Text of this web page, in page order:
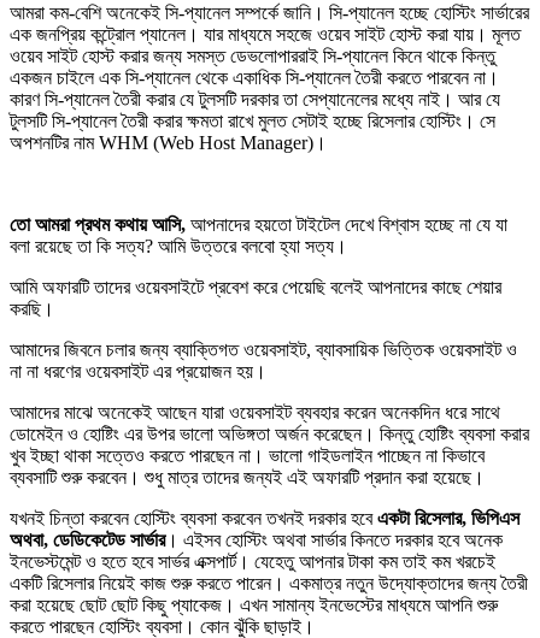
আমরা কম-বেশি অনেকেই সি-প্যানেল সম্পর্কে জানি। সি-প্যানেল হচ্ছে হোস্টিং সার্ভারের
এক জনপ্রিয় কন্ট্রোল প্যানেল। যার মাধ্যমে সহজে ওয়েব সাইট হোস্ট করা যায়। মূলত
ওয়েব সাইট হোস্ট করার জন্য সমস্ত ডেভলোপাররাই সি-প্যানেল কিনে থাকে কিন্তু
একজন চাইলে এক সি-প্যানেল থেকে একাধিক সি-প্যানেল তৈরী করতে পারবেন না।
কারণ সি-প্যানেল তৈরী করার যে টুলসটি দরকার তা সেপ্যানেলের মধ্যে নাই। আর যে
টুলসটি সি-প্যানেল তৈরী করার ক্ষমতা রাখে মুলত সেটাই হচ্ছে রিসেলার হোস্টিং। সে
অপশনটির নাম WHM (Web Host Manager)।
তো আমরা প্রথম কথায় আসি, আপনাদের হয়তো টাইটেল দেখে বিশ্বাস হচ্ছে না যে যা
বলা রয়েছে তা কি সত্য? আমি উত্তরে বলবো হ্যা সত্য।
আমি অফারটি তাদের ওয়েবসাইটে প্রবেশ করে পেয়েছি বলেই আপনাদের কাছে শেয়ার
করছি।
আমাদের জিবনে চলার জন্য ব্যাক্তিগত ওয়েবসাইট, ব্যাবসায়িক ভিত্তিক ওয়েবসাইট ও
না না ধরণের ওয়েবসাইট এর প্রয়োজন হয়।
আমাদের মাঝে অনেকেই আছেন যারা ওয়েবসাইট ব্যবহার করেন অনেকদিন ধরে সাথে
ডোমেইন ও হোষ্টিং এর উপর ভালো অভিঙ্গতা অর্জন করেছেন। কিন্তু হোষ্টিং ব্যবসা করার
খুব ইচ্ছা থাকা সত্তেও করতে পারছেন না। ভালো গাইডলাইন পাচ্ছেন না কিভাবে
ব্যবসাটি শুরু করবেন। শুধু মাত্র তাদের জন্যই এই অফারটি প্রদান করা হয়েছে।
যখনই চিন্তা করবেন হোস্টিং ব্যবসা করবেন তখনই দরকার হবেএকটা রিসেলার, ভিপিএস
অথবা, ডেডিকেটেড সার্ভার। এইসব হোস্টিং অথবা সার্ভার কিনতে দরকার হবে অনেক
ইনভেস্টমেন্ট ও হতে হবে সার্ভর এক্সপার্ট। যেহেতু আপনার টাকা কম তাই কম খরচেই
একটি রিসেলার নিয়েই কাজ শুরু করতে পারেন। একমাত্র নতুন উদ্যোক্তাদের জন্য তৈরী
করা হয়েছে ছোট ছোট কিছু প্যাকেজ। এখন সামান্য ইনভেস্টের মাধ্যমে আপনি শুরু
করতে পারছেন হোস্টিং ব্যবসা। কোন ঝুঁকি ছাড়াই।